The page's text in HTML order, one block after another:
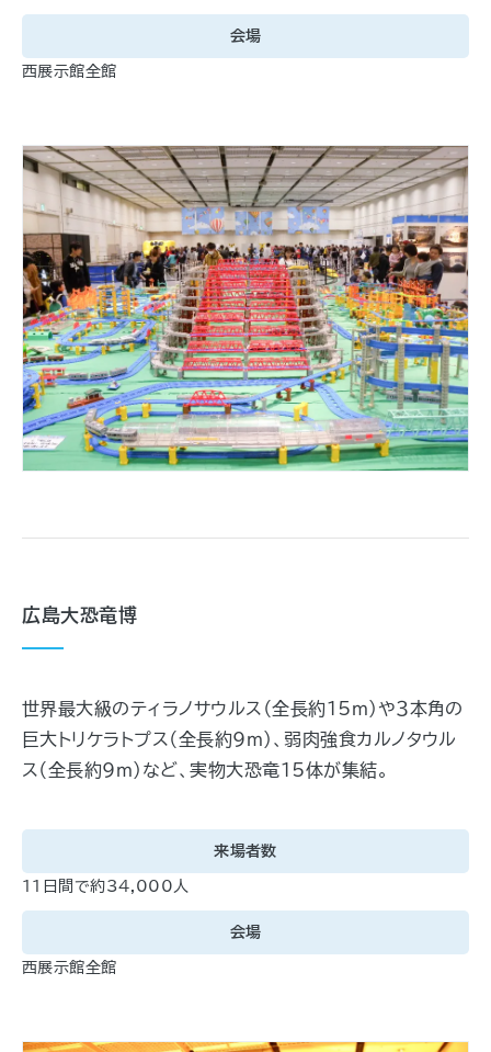
会場
西展示館全館
広島大恐竜博
世界最大級のティラノサウルス（全長約15ｍ）や３本角の
巨大トリケラトプス（全長約9ｍ）、弱肉強食カルノタウル
ス（全長約9ｍ）など、実物大恐竜15体が集結。
来場者数
11日間で約34,000人
会場
西展示館全館